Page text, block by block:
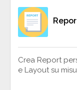
Crea Report
e Layout su